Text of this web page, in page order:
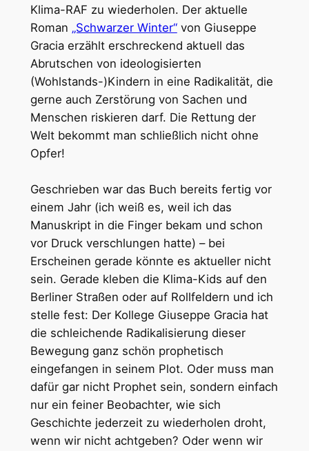
Klima-RAF zu wiederholen. Der aktuelle
Roman „Schwarzer Winter“von Giuseppe
Gracia erzählt erschreckend aktuell das
Abrutschen von ideologisierten
(Wohlstands-)Kindern in eine Radikalität, die
gerne auch Zerstörung von Sachen und
Menschen riskieren darf. Die Rettung der
Welt bekommt man schließlich nicht ohne
Opfer!
Geschrieben war das Buch bereits fertig vor
einem Jahr (ich weiß es, weil ich das
Manuskript in die Finger bekam und schon
vor Druck verschlungen hatte) – bei
Erscheinen gerade könnte es aktueller nicht
sein. Gerade kleben die Klima-Kids auf den
Berliner Straßen oder auf Rollfeldern und ich
stelle fest: Der Kollege Giuseppe Gracia hat
die schleichende Radikalisierung dieser
Bewegung ganz schön prophetisch
eingefangen in seinem Plot. Oder muss man
dafür gar nicht Prophet sein, sondern einfach
nur ein feiner Beobachter, wie sich
Geschichte jederzeit zu wiederholen droht,
wenn wir nicht achtgeben? Oder wenn wir